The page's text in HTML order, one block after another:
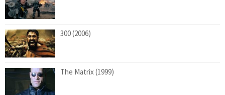
300 (2006)
The Matrix (1999)